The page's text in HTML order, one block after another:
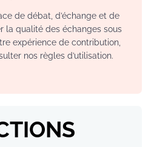
de débat, d’échange et de
la qualité des échanges sous
expérience de contribution,
nos règles d’utilisation.